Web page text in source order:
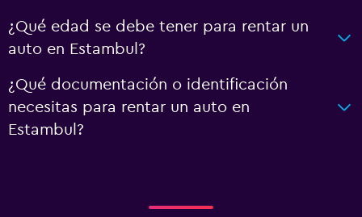
¿Qué edad se debe tener para rentar un
auto en Estambul?
¿Qué documentación o identificación
necesitas para rentar un auto en
Estambul?